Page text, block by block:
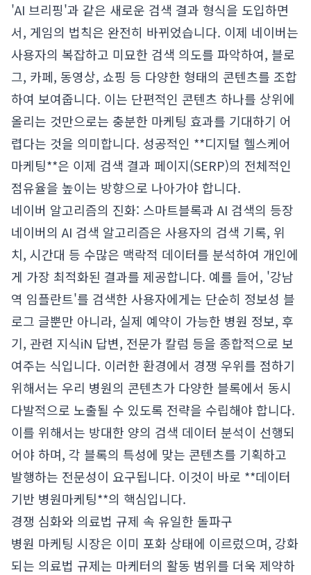
'AI 브리핑'과 같은 새로운 검색 결과 형식을 도입하면
서, 게임의 법칙은 완전히 바뀌었습니다. 이제 네이버는
사용자의 복잡하고 미묘한 검색 의도를 파악하여, 블로
그, 카페, 동영상, 쇼핑 등 다양한 형태의 콘텐츠를 조합
하여 보여줍니다. 이는 단편적인 콘텐츠 하나를 상위에
올리는 것만으로는 충분한 마케팅 효과를 기대하기 어
렵다는 것을 의미합니다. 성공적인 **디지털 헬스케어
마케팅**은 이제 검색 결과 페이지(SERP)의 전체적인
점유율을 높이는 방향으로 나아가야 합니다.
네이버 알고리즘의 진화: 스마트블록과 AI 검색의 등장
네이버의 AI 검색 알고리즘은 사용자의 검색 기록, 위
치, 시간대 등 수많은 맥락적 데이터를 분석하여 개인에
게 가장 최적화된 결과를 제공합니다. 예를 들어, '강남
역 임플란트'를 검색한 사용자에게는 단순히 정보성 블
로그 글뿐만 아니라, 실제 예약이 가능한 병원 정보, 후
기, 관련 지식iN 답변, 전문가 칼럼 등을 종합적으로 보
여주는 식입니다. 이러한 환경에서 경쟁 우위를 점하기
위해서는 우리 병원의 콘텐츠가 다양한 블록에서 동시
다발적으로 노출될 수 있도록 전략을 수립해야 합니다.
이를 위해서는 방대한 양의 검색 데이터 분석이 선행되
어야 하며, 각 블록의 특성에 맞는 콘텐츠를 기획하고
발행하는 전문성이 요구됩니다. 이것이 바로 **데이터
기반 병원마케팅**의 핵심입니다.
경쟁 심화와 의료법 규제 속 유일한 돌파구
병원 마케팅 시장은 이미 포화 상태에 이르렀으며, 강화
되는 의료법 규제는 마케터의 활동 범위를 더욱 제약하